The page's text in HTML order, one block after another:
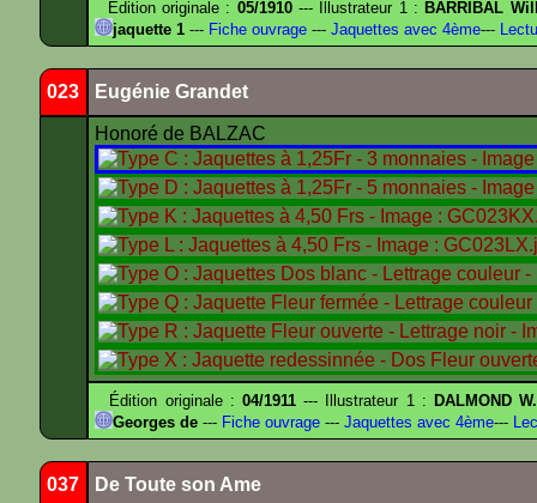
Édition originale : 05/1910--- Illustrateur 1 : BARRIBAL
jaquette 1 --- Fiche ouvrage --- Jaquettes avec 4ème---
023 Eugénie Grandet
Honoré de BALZAC
Édition originale :04/1911 --- Illustrateur 1 : DALMOND W.
Georges de --- Fiche ouvrage --- Jaquettes avec 4ème---
037 De Toute son Ame